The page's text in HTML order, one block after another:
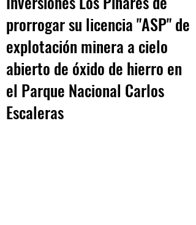
prorrogar su licencia "ASP" de
explotación minera a cielo
abierto de óxido de hierro en
el Parque Nacional Carlos
Escaleras